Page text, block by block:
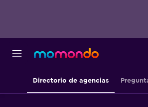
Directorio de agencias